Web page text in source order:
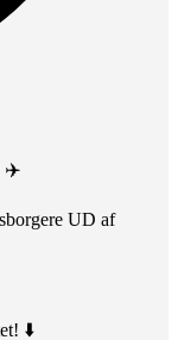
✈️
UD af
⬇️